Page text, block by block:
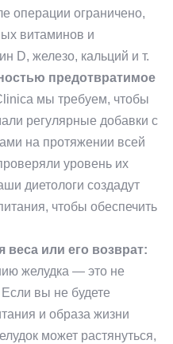
операции ограничено,
витаминов и
D, железо, кальций и т.
предотвратимое
мы требуем, чтобы
регулярные добавки с
на протяжении всей
уровень их
диетологи создадут
чтобы обеспечить
веса или его возврат:
желудка — это не
вы не будете
и образа жизни
может растянуться,